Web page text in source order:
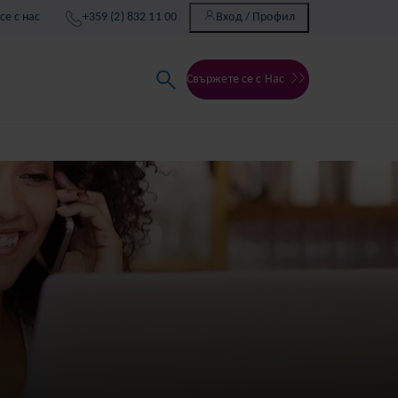
с нас +359 (2) 832 11 00 Вход / Профил
Свържете се с Нас